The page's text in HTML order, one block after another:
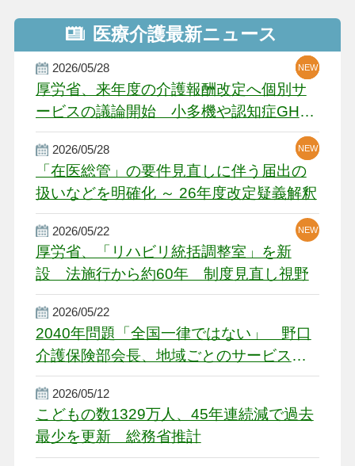
医療介護最新ニュース
2026/05/28
厚労省、来年度の介護報酬改定へ個別サ
ービスの議論開始 小多機や認知症GH、
厳しい経営環境に危機感
NEW
NEW
NEW
2026/05/28
「在医総管」の要件見直しに伴う届出の
扱いなどを明確化 ～ 26年度改定疑義解釈
NEW
NEW
2026/05/22
厚労省、「リハビリ統括調整室」を新
設 法施行から約60年 制度見直し視野
NEW
2026/05/22
2040年問題「全国一律ではない」 野口
介護保険部会長、地域ごとのサービス基
盤整備を促す
2026/05/12
こどもの数1329万人、45年連続減で過去
最少を更新 総務省推計